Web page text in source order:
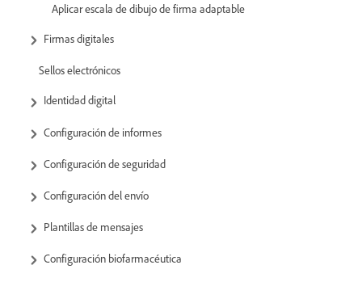
Aplicar escala de dibujo de firma adaptable
Firmas digitales
Sellos electrónicos
Identidad digital
Configuración de informes
Configuración de seguridad
Configuración del envío
Plantillas de mensajes
Configuración biofarmacéutica